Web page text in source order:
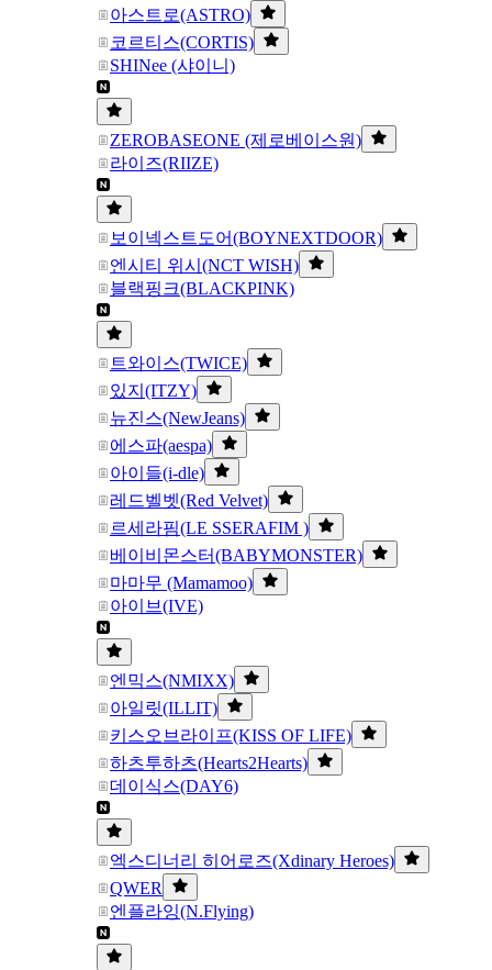
아스트로(ASTRO)
코르티스(CORTIS)
SHINee (샤이니)
ZEROBASEONE (제로베이스원)
라이즈(RIIZE)
보이넥스트도어(BOYNEXTDOOR)
엔시티 위시(NCT WISH)
블랙핑크(BLACKPINK)
트와이스(TWICE)
있지(ITZY)
뉴진스(NewJeans)
에스파(aespa)
아이들(i-dle)
레드벨벳(Red Velvet)
르세라핌(LE SSERAFIM )
베이비몬스터(BABYMONSTER)
마마무 (Mamamoo)
아이브(IVE)
엔믹스(NMIXX)
아일릿(ILLIT)
키스오브라이프(KISS OF LIFE)
하츠투하츠(Hearts2Hearts)
데이식스(DAY6)
엑스디너리 히어로즈(Xdinary Heroes)
QWER
엔플라잉(N.Flying)